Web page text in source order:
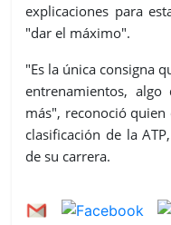
explicaciones para
"dar el máximo".
"Es la única consigna
entrenamientos,
más", reconoció
clasificación de la
de su carrera.